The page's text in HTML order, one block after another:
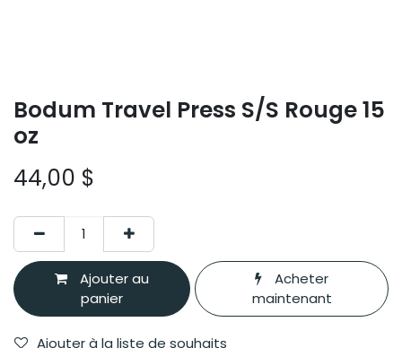
Bodum Travel Press S/S Rouge 15
oz
44,00 $
Ajouter au
panier
Acheter
maintenant
Ajouter à la liste de souhaits